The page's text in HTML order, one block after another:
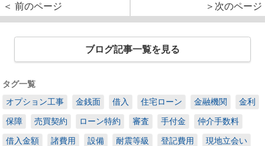
＜ 前のページ ＞次のページ
ブログ記事一覧を見る
タグ一覧
オプション工事
金銭面 借入 住宅ローン 金融機関 金利
保障 売買契約 ローン特約 審査 手付金 仲介手数料
借入金額 諸費用 設備 耐震等級 登記費用 現地立会い